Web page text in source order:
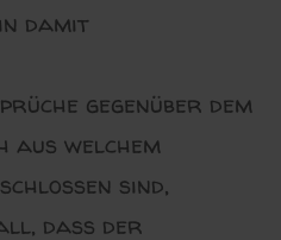
damit
gegenüber dem
welchem
sind,
dass der